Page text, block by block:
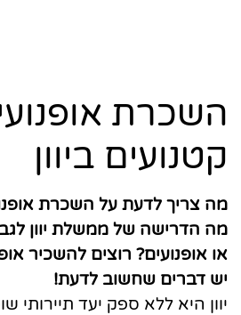
השכרת
קטנועים ביוון
מה צריך לדעת על השכרת
מה הדרישה של ממשלת יוון
או אופנועים? רוצים להשכיר
יש דברים שחשוב לדעת!
יוון היא ללא ספק יעד תיירותי